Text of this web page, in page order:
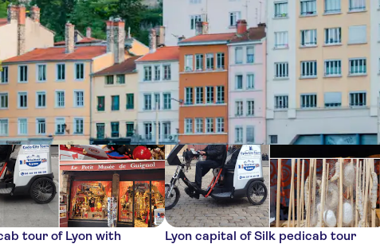
tour of Lyon with
Lyon capital of Silk pedicab tour